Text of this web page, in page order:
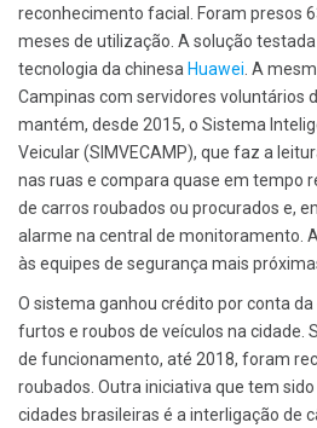
reconhecimento facial. Foram presos
meses de utilização. A solução
tecnologia da chinesa Huawei. A
Campinas com servidores voluntários
mantém, desde 2015, o Sistema
Veicular (SIMVECAMP), que faz a
nas ruas e compara quase em tempo
de carros roubados ou procurados e,
alarme na central de monitoramento.
às equipes de segurança mais
O sistema ganhou crédito por conta
furtos e roubos de veículos na cidade.
de funcionamento, até 2018, foram
roubados. Outra iniciativa que tem
cidades brasileiras é a interligação de